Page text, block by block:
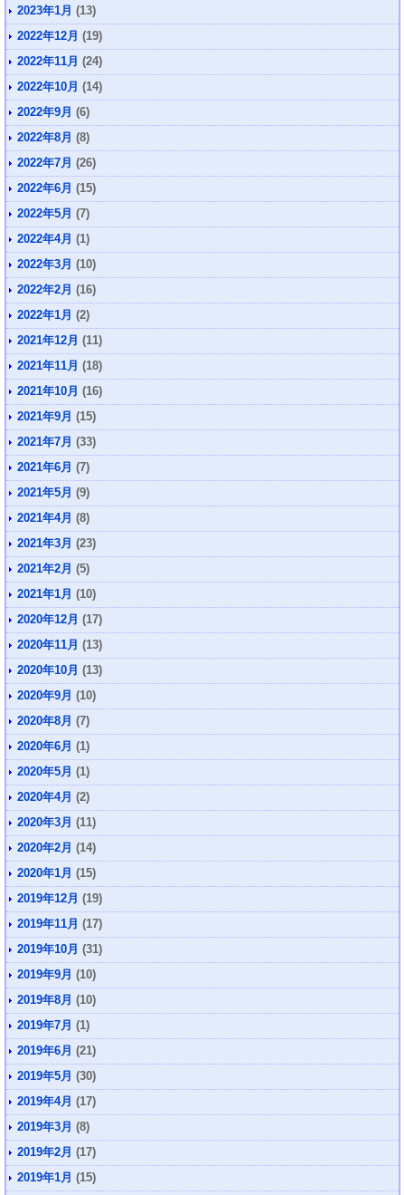
2023年1月 (13)
2022年12月 (19)
2022年11月 (24)
2022年10月 (14)
2022年9月 (6)
2022年8月 (8)
2022年7月 (26)
2022年6月 (15)
2022年5月 (7)
2022年4月 (1)
2022年3月 (10)
2022年2月 (16)
2022年1月 (2)
2021年12月 (11)
2021年11月 (18)
2021年10月 (16)
2021年9月 (15)
2021年7月 (33)
2021年6月 (7)
2021年5月 (9)
2021年4月 (8)
2021年3月 (23)
2021年2月 (5)
2021年1月 (10)
2020年12月 (17)
2020年11月 (13)
2020年10月 (13)
2020年9月 (10)
2020年8月 (7)
2020年6月 (1)
2020年5月 (1)
2020年4月 (2)
2020年3月 (11)
2020年2月 (14)
2020年1月 (15)
2019年12月 (19)
2019年11月 (17)
2019年10月 (31)
2019年9月 (10)
2019年8月 (10)
2019年7月 (1)
2019年6月 (21)
2019年5月 (30)
2019年4月 (17)
2019年3月 (8)
2019年2月 (17)
2019年1月 (15)